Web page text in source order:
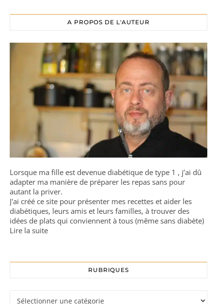
A PROPOS DE L'AUTEUR
Lorsque ma fille est devenue diabétique de type 1 , j’ai dû
adapter ma manière de préparer les repas sans pour
autant la priver.
J'ai créé ce site pour présenter mes recettes et aider les
diabétiques, leurs amis et leurs familles, à trouver des
idées de plats qui conviennent à tous (même sans diabète)
Lire la suite
RUBRIQUES